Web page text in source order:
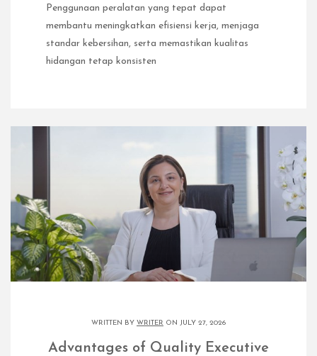
Penggunaan peralatan yang tepat dapat
membantu meningkatkan efisiensi kerja, menjaga
standar kebersihan, serta memastikan kualitas
hidangan tetap konsisten
WRITTEN BY WRITER ON JULY 27, 2026
Advantages of Quality Executive